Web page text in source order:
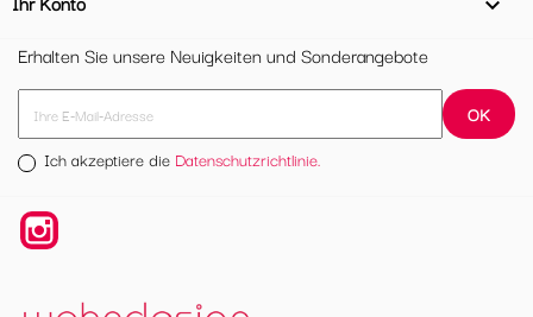

Erhalten Sie unsere Neuigkeiten und Sonderangebote
Ich akzeptiere die Datenschutzrichtlinie.